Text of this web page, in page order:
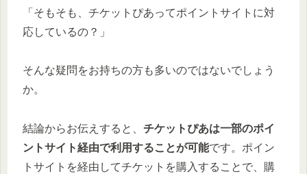
「そもそも、チケットぴあってポイントサイトに対
応しているの？」
そんな疑問をお持ちの方も多いのではないでしょう
か。
結論からお伝えすると、 チケットぴあは一部のポイ
ントサイト経由で利用することが可能です。ポイン
トサイトを経由してチケットを購入することで、購